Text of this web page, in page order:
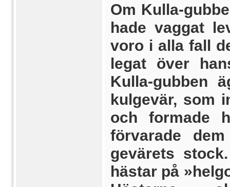
Om Kulla-
hade vaggat
voro i alla fall
legat över
Kulla-gubben
kulgevär, som
och formade
förvarade
gevärets
hästar på